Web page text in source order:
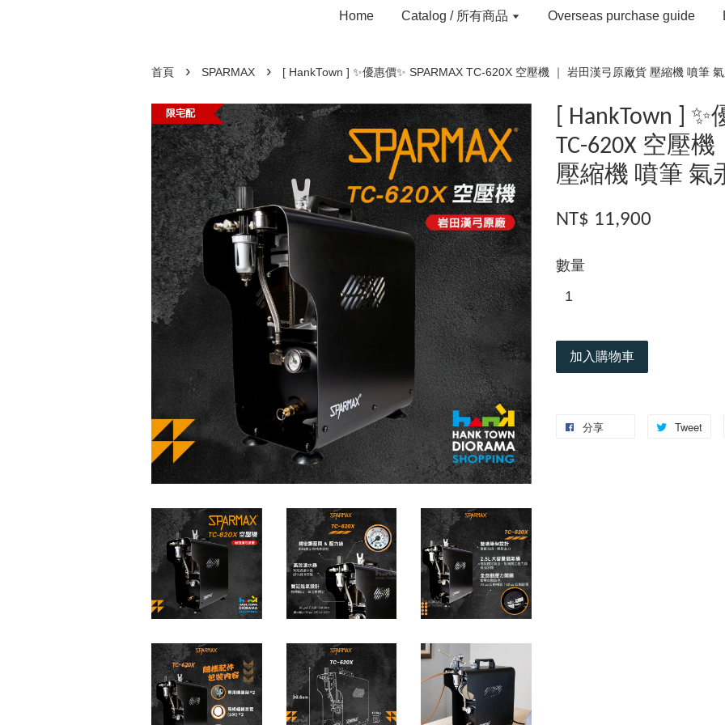
Home Catalog / 所有商品 Overseas purchase guide
首頁 › SPARMAX › [ HankTown ] ✨優惠價✨ SPARMAX TC-620X 空壓機 ｜ 岩田漢弓原廠貨 壓縮機 噴筆
限宅配
[ HankTown ] ✨
TC-620X 空壓
壓縮機 噴筆 氣
NT$ 11,900
數量
加入購物車
分享 Tweet